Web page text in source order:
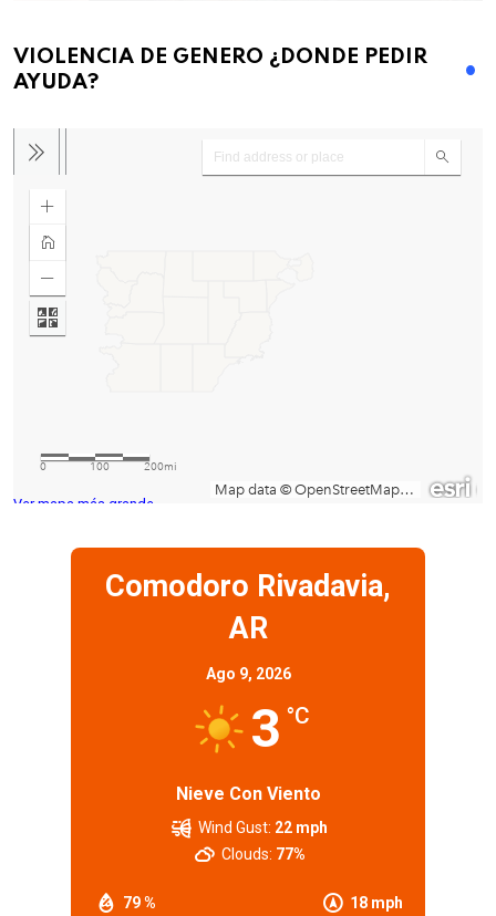
VIOLENCIA DE GENERO ¿DONDE PEDIR
AYUDA?
Ver mapa más grande
Comodoro Rivadavia,
AR
Ago 9, 2026
3 °C
Nieve Con Viento
79 % 18 mph
Wind Gust: 22 mph
Clouds: 77%